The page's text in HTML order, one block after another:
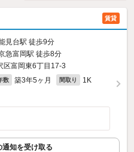
賃貸
見台駅 徒歩9分
急富岡駅 徒歩8分
区富岡東6丁目17-3
数 築3年5ヶ月 間取り 1K
知を受け取る